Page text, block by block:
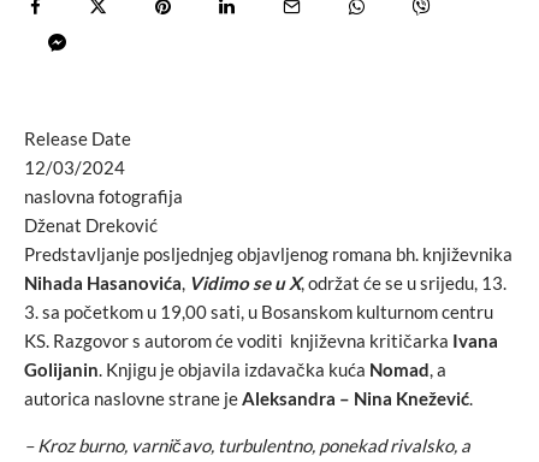
Release Date
12/03/2024
naslovna fotografija
Dženat Dreković
Predstavljanje posljednjeg objavljenog romana bh. književnika
Nihada Hasanovića, Vidimo se u X, održat će se u srijedu, 13.
3. sa početkom u 19,00 sati, u Bosanskom kulturnom centru
KS. Razgovor s autorom će voditi književna kritičarka Ivana
Golijanin. Knjigu je objavila izdavačka kuća Nomad, a
autorica naslovne strane jeAleksandra – Nina Knežević.
– Kroz burno, varničavo, turbulentno, ponekad rivalsko, a